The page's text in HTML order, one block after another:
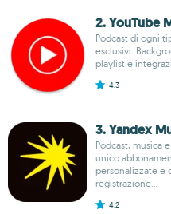
2. YouTube
Podcast di ogni
esclusivi.
playlist e
4.3
3. Yandex
Podcast, musica
unico
personalizzate e
registrazione...
4.2